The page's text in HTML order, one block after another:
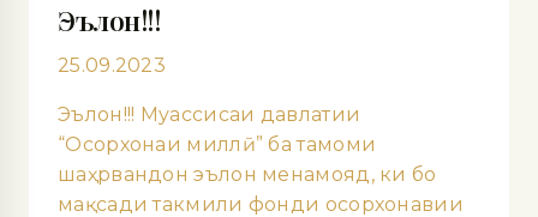
Эълон!!!
25.09.2023
Эълон!!! Муассисаи давлатии
“Осорхонаи миллӣ” ба тамоми
шаҳрвандон эълон менамояд, ки бо
мақсади такмили фонди осорхонавии